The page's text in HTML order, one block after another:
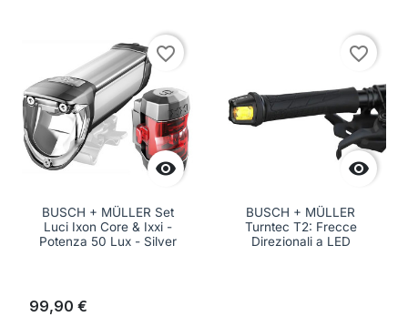

favorite_border
BUSCH + MÜLLER Set
Luci Ixon Core & Ixxi -
Potenza 50 Lux - Silver
99,90 €

favorite_border
BUSCH + MÜLLER
Turntec T2: Frecce
Direzionali a LED